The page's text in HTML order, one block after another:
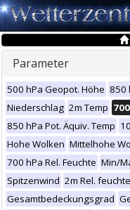
Parameter
500 hPa Geopot. Höhe 850
Niederschlag 2m Temp
850 hPa Pot. Äquiv. Temp
Hohe Wolken Mittelhohe
700 hPa Rel. Feuchte Min/
Spitzenwind 2m Rel. feuchte
Gesamtbedeckungsgrad